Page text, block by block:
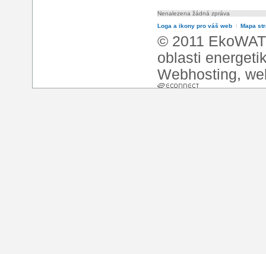
Nenalezena žádná zpráva
Loga a ikony pro váš web l Mapa
© 2011
oblasti
Webhosting,